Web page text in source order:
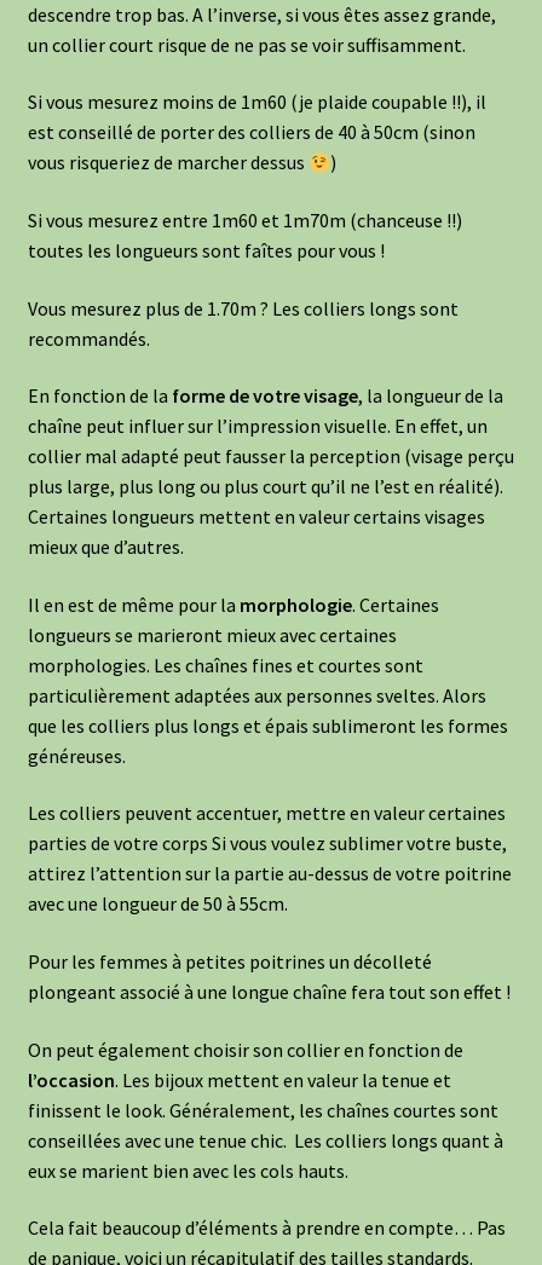
descendre trop bas. A l’inverse, si vous êtes assez grande,
un collier court risque de ne pas se voir suffisamment.
Si vous mesurez moins de 1m60 (je plaide coupable !!), il
est conseillé de porter des colliers de 40 à 50cm (sinon
vous risqueriez de marcher dessus
)
Si vous mesurez entre 1m60 et 1m70m (chanceuse !!)
toutes les longueurs sont faîtes pour vous !
Vous mesurez plus de 1.70m ? Les colliers longs sont
recommandés.
En fonction de la forme de votre visage, la longueur de la
chaîne peut influer sur l’impression visuelle. En effet, un
collier mal adapté peut fausser la perception (visage perçu
plus large, plus long ou plus court qu’il ne l’est en réalité).
Certaines longueurs mettent en valeur certains visages
mieux que d’autres.
Il en est de même pour la morphologie. Certaines
longueurs se marieront mieux avec certaines
morphologies. Les chaînes fines et courtes sont
particulièrement adaptées aux personnes sveltes. Alors
que les colliers plus longs et épais sublimeront les formes
généreuses.
Les colliers peuvent accentuer, mettre en valeur certaines
parties de votre corps Si vous voulez sublimer votre buste,
attirez l’attention sur la partie au-dessus de votre poitrine
avec une longueur de 50 à 55cm.
Pour les femmes à petites poitrines un décolleté
plongeant associé à une longue chaîne fera tout son effet !
On peut également choisir son collier en fonction de
l’occasion. Les bijoux mettent en valeur la tenue et
finissent le look. Généralement, les chaînes courtes sont
conseillées avec une tenue chic. Les colliers longs quant à
eux se marient bien avec les cols hauts.
Cela fait beaucoup d’éléments à prendre en compte… Pas
de panique, voici un récapitulatif des tailles standards.